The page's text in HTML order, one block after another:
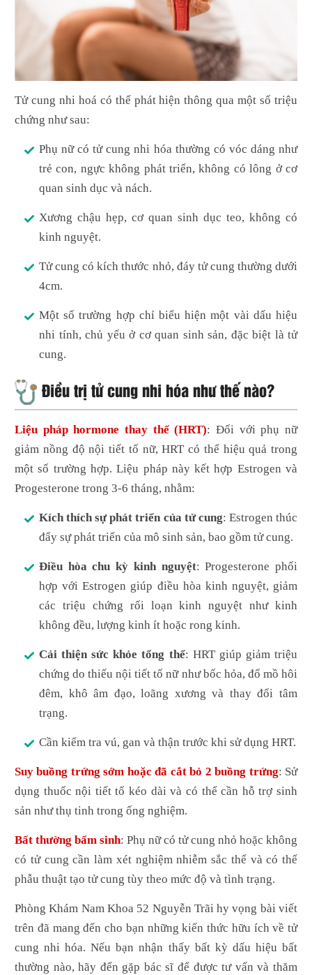
Tử cung nhi hoá có thể phát hiện thông qua một số triệu
chứng như sau:
Phụ nữ có tử cung nhi hóa thường có vóc dáng như
trẻ con, ngực không phát triển, không có lông ở cơ
quan sinh dục và nách.
Xương chậu hẹp, cơ quan sinh dục teo, không có
kinh nguyệt.
Tử cung có kích thước nhỏ, đáy tử cung thường dưới
4cm.
Một số trường hợp chỉ biểu hiện một vài dấu hiệu
nhi tính, chủ yếu ở cơ quan sinh sản, đặc biệt là tử
cung.
Điều trị tử cung nhi hóa như thế nào?
Liệu pháp hormone thay thế (HRT): Đối với phụ nữ
giảm nồng độ nội tiết tố nữ, HRT có thể hiệu quả trong
một số trường hợp. Liệu pháp này kết hợp Estrogen và
Progesterone trong 3-6 tháng, nhằm:
Kích thích sự phát triển của tử cung: Estrogen thúc
đẩy sự phát triển của mô sinh sản, bao gồm tử cung.
Điều hòa chu kỳ kinh nguyệt: Progesterone phối
hợp với Estrogen giúp điều hòa kinh nguyệt, giảm
các triệu chứng rối loạn kinh nguyệt như kinh
không đều, lượng kinh ít hoặc rong kinh.
Cải thiện sức khỏe tổng thể: HRT giúp giảm triệu
chứng do thiếu nội tiết tố nữ như bốc hỏa, đổ mồ hôi
đêm, khô âm đạo, loãng xương và thay đổi tâm
trạng.
Cần kiểm tra vú, gan và thận trước khi sử dụng HRT.
Suy buồng trứng sớm hoặc đã cắt bỏ 2 buồng trứng: Sử
dụng thuốc nội tiết tố kéo dài và có thể cần hỗ trợ sinh
sản như thụ tinh trong ống nghiệm.
Bất thường bẩm sinh: Phụ nữ có tử cung nhỏ hoặc không
có tử cung cần làm xét nghiệm nhiễm sắc thể và có thể
phẫu thuật tạo tử cung tùy theo mức độ và tình trạng.
Phòng Khám Nam Khoa 52 Nguyễn Trãi hy vọng bài viết
trên đã mang đến cho bạn những kiến thức hữu ích về tử
cung nhi hóa. Nếu bạn nhận thấy bất kỳ dấu hiệu bất
thường nào, hãy đến gặp bác sĩ để được tư vấn và thăm